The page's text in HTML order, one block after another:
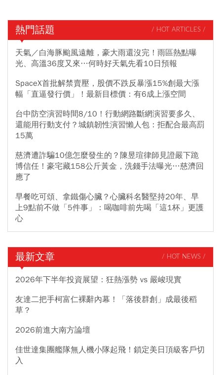
熱門話題 / HOT ARTICLES /
天氣／白海豚颱風遠離，豪大雨還沒完！雨區熱點曝
光、高溫36度又來…何時好天氣先看10日預報
SpaceX首批解禁賣壓，股價不跌反暴漲15%創最大漲
幅「直逼發行價」！最新目標價：有6成上漲空間
台中防空演習時間8/10！行動網路斷網演習要多久、
還能用行動支付？城鎮韌性演習懶人包：拒配合最高罰
15萬
慈濟遭詐騙10億怎麼發生的？陳昱瑄律師見證嚴下跪
博信任！豪宅藏158公斤黃金，洗錢手法曝光…慈濟回
應了
早餐吃可頌、拿鐵傷心臟？心臟科名醫堅持20年、早
上9點前不做「5件事」：喝咖啡前先喝「這1杯」更護
心
最新文章 / HOT NEWS /
2026年下半年投資展望：狂熱漲勢 vs 嚴峻現實
友達二把手柯富仁裸辭內幕！「落後群創」成最後稻
草？
2026前進大南方論壇
佳世達集團艦隊無人機小隊起飛！鎖定美日頂級客戶切
入